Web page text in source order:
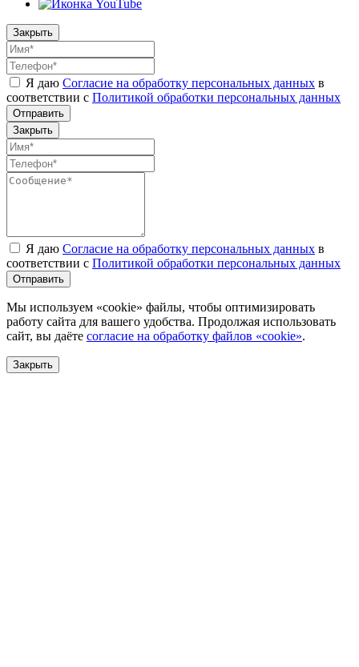
Закрыть
Я даю Согласие на обработку персональных данных в
соответствии с Политикой обработки персональных данных
Отправить
Закрыть
Я даю Согласие на обработку персональных данных в
соответствии с Политикой обработки персональных данных
Отправить
Мы используем «cookie» файлы, чтобы оптимизировать
работу сайта для вашего удобства. Продолжая использовать
сайт, вы даёте согласие на обработку файлов «cookie».
Закрыть